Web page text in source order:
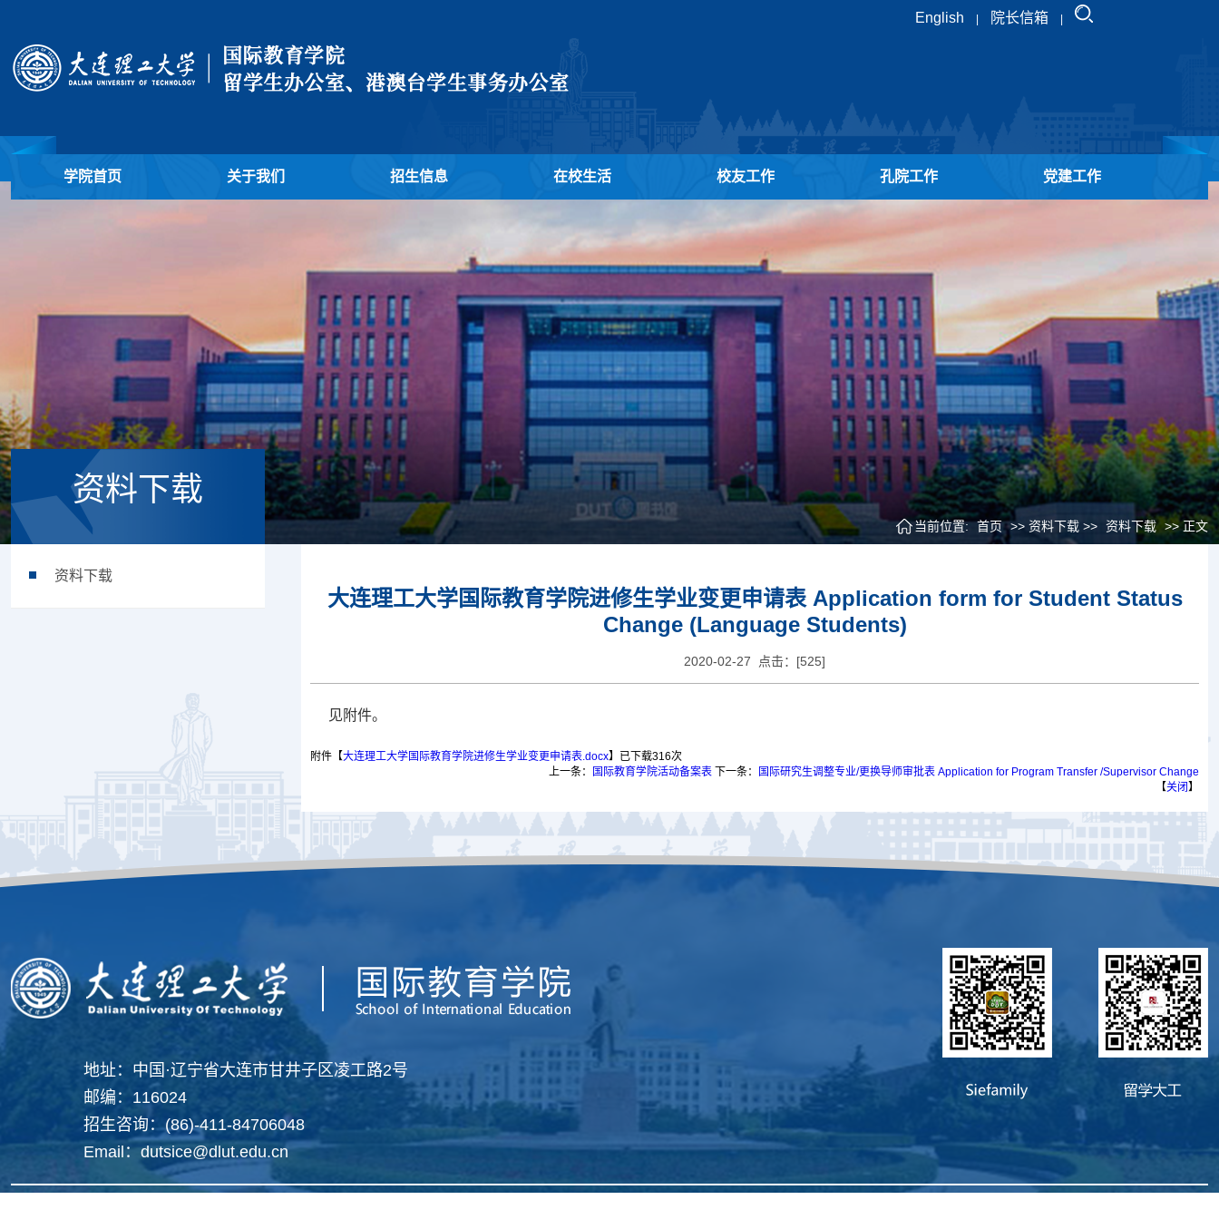
English 院长信箱
学院首页 关于我们 招生信息 在校生活 校友工作 孔院工作 党建工作
资料下载
资料下载
当前位置: 首页 >> 资料下载 >> 资料下载 >> 正文
大连理工大学国际教育学院进修生学业变更申请表 Application form for Student Status
Change (Language Students)
2020-02-27 点击：[525]
见附件。
附件【大连理工大学国际教育学院进修生学业变更申请表.docx】已下载316次
上一条：
国际教育学院活动备案表 下一条：
国际研究生调整专业/更换导师审批表 Application for Program Transfer /Supervisor Change
【关闭】
地址：中国·辽宁省大连市甘井子区凌工路2号
邮编：116024
招生咨询：(86)-411-84706048
Email：dutsice@dlut.edu.cn